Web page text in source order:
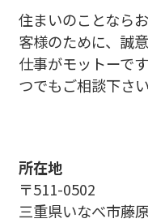
住まいのことなら
客様のために、誠
仕事がモットーで
つでもご相談下さい
所在地
〒511-0502
三重県いなべ市藤